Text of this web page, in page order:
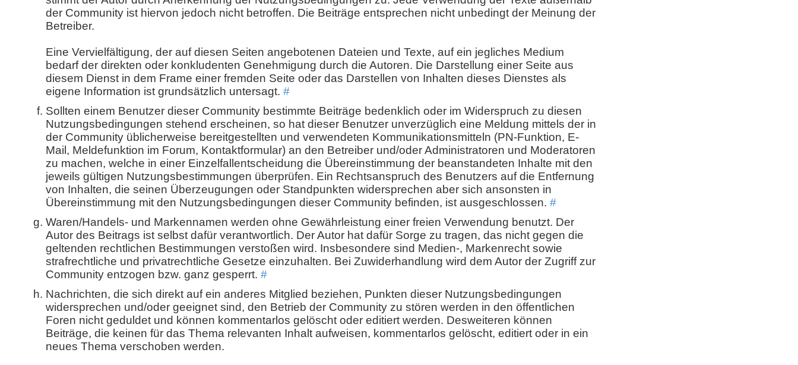
der Community ist hiervon jedoch nicht betroffen. Die Beiträge entsprechen nicht unbedingt der Meinung der
Betreiber.
Eine Vervielfältigung, der auf diesen Seiten angebotenen Dateien und Texte, auf ein jegliches Medium
bedarf der direkten oder konkludenten Genehmigung durch die Autoren. Die Darstellung einer Seite aus
diesem Dienst in dem Frame einer fremden Seite oder das Darstellen von Inhalten dieses Dienstes als
eigene Information ist grundsätzlich untersagt. #
Sollten einem Benutzer dieser Community bestimmte Beiträge bedenklich oder im Widerspruch zu diesen
Nutzungsbedingungen stehend erscheinen, so hat dieser Benutzer unverzüglich eine Meldung mittels der in
der Community üblicherweise bereitgestellten und verwendeten Kommunikationsmitteln (PN-Funktion, E-
Mail, Meldefunktion im Forum, Kontaktformular) an den Betreiber und/oder Administratoren und Moderatoren
zu machen, welche in einer Einzelfallentscheidung die Übereinstimmung der beanstandeten Inhalte mit den
jeweils gültigen Nutzungsbestimmungen überprüfen. Ein Rechtsanspruch des Benutzers auf die Entfernung
von Inhalten, die seinen Überzeugungen oder Standpunkten widersprechen aber sich ansonsten in
Übereinstimmung mit den Nutzungsbedingungen dieser Community befinden, ist ausgeschlossen. #
Waren/Handels- und Markennamen werden ohne Gewährleistung einer freien Verwendung benutzt. Der
Autor des Beitrags ist selbst dafür verantwortlich. Der Autor hat dafür Sorge zu tragen, das nicht gegen die
geltenden rechtlichen Bestimmungen verstoßen wird. Insbesondere sind Medien-, Markenrecht sowie
strafrechtliche und privatrechtliche Gesetze einzuhalten. Bei Zuwiderhandlung wird dem Autor der Zugriff zur
Community entzogen bzw. ganz gesperrt. #
Nachrichten, die sich direkt auf ein anderes Mitglied beziehen, Punkten dieser Nutzungsbedingungen
widersprechen und/oder geeignet sind, den Betrieb der Community zu stören werden in den öffentlichen
Foren nicht geduldet und können kommentarlos gelöscht oder editiert werden. Desweiteren können
Beiträge, die keinen für das Thema relevanten Inhalt aufweisen, kommentarlos gelöscht, editiert oder in ein
neues Thema verschoben werden.